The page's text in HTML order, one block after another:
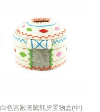
白色宮殿圖騰氈房置物盒(中)